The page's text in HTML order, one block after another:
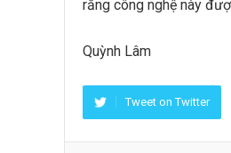
rằng công nghệ này
Quỳnh Lâm
Tweet on Twitter